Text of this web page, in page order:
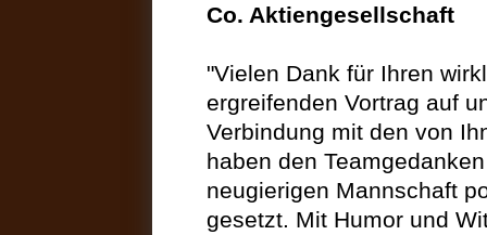
Co. Aktiengesellschaft
"Vielen Dank für Ihren
ergreifenden Vortrag auf
Verbindung mit den von
haben den
neugierigen Mannschaft
gesetzt. Mit Humor und